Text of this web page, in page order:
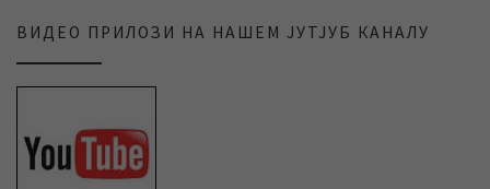
ВИДЕО ПРИЛОЗИ НА НАШЕМ ЈУТЈУБ КАНАЛУ